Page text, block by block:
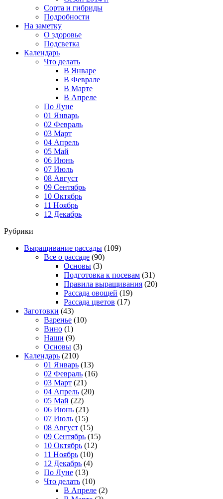
Сорта и гибриды
Подробности
На заметку
О здоровье
Подсветка
Календарь
Что делать
В Январе
В Феврале
В Марте
В Апреле
По Луне
01 Январь
02 Февраль
03 Март
04 Апрель
05 Май
06 Июнь
07 Июль
08 Август
09 Сентябрь
10 Октябрь
11 Ноябрь
12 Декабрь
Рубрики
Выращивание рассады (109)
Все о рассаде (90)
Основы (3)
Подготовка к посевам (31)
Правила выращивания (20)
Рассада овощей (19)
Рассада цветов (17)
Заготовки (43)
Варенье (10)
Вино (1)
Наши (9)
Основы (3)
Календарь (210)
01 Январь (13)
02 Февраль (16)
03 Март (21)
04 Апрель (20)
05 Май (22)
06 Июнь (21)
07 Июль (15)
08 Август (15)
09 Сентябрь (15)
10 Октябрь (12)
11 Ноябрь (10)
12 Декабрь (4)
По Луне (13)
Что делать (10)
В Апреле (2)